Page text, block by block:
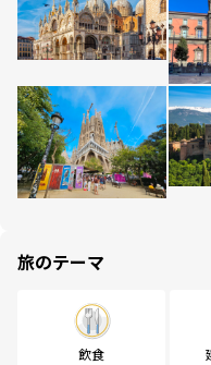
旅のテーマ
飲食